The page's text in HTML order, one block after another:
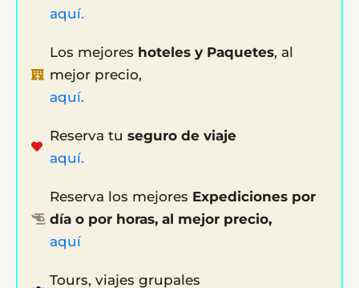
aquí.
Los mejores hoteles y Paquetes, al
mejor precio,
aquí.
Reserva tu seguro de viaje
aquí.
Reserva los mejores Expediciones por
día o por horas, al mejor precio,
aquí
Tours, viajes grupales